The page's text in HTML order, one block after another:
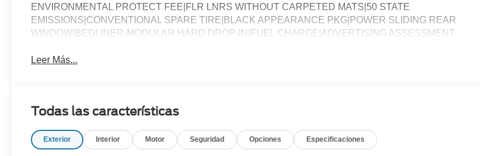
ENVIRONMENTAL PROTECT FEE|FLR LNRS WITHOUT CARPETED MATS|50 STATE
EMISSIONS|CONVENTIONAL SPARE TIRE|BLACK APPEARANCE PKG|POWER SLIDING REAR
WINDOW|BEDLINER-MODULAR HARD DROP-IN|FUEL CHARGE|ADVERTISING ASSESSMENT
Leer Más...
Todas las características
Exterior Interior Motor Seguridad Opciones Especificaciones